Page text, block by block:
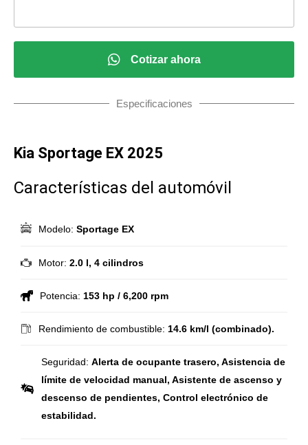
Cotizar ahora
Especificaciones
Kia Sportage EX 2025
Características del automóvil
Modelo: Sportage EX
Motor: 2.0 l, 4 cilindros
Potencia: 153 hp / 6,200 rpm
Rendimiento de combustible: 14.6 km/l (combinado).
Seguridad: Alerta de ocupante trasero, Asistencia de
límite de velocidad manual, Asistente de ascenso y
descenso de pendientes, Control electrónico de
estabilidad.